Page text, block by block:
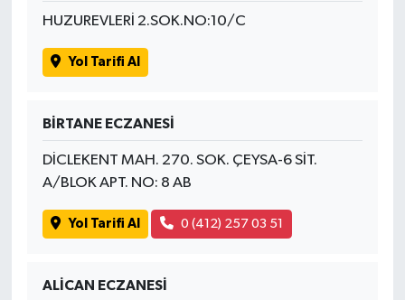
HUZUREVLERİ 2.SOK.NO:10/C
Yol Tarifi Al
BİRTANE ECZANESİ
DİCLEKENT MAH. 270. SOK. ÇEYSA-6 SİT.
A/BLOK APT. NO: 8 AB
Yol Tarifi Al 0 (412) 257 03 51
ALİCAN ECZANESİ